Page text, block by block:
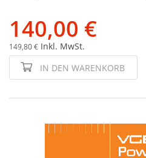
140,00 €
149,80 € Inkl. MwSt.
IN DEN WARENKORB